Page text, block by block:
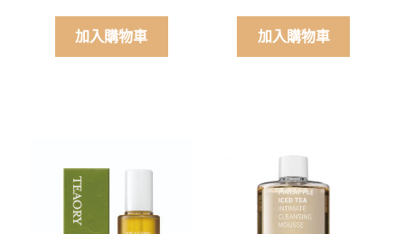
價
格：
加入購物車
價
格：
加入購物車